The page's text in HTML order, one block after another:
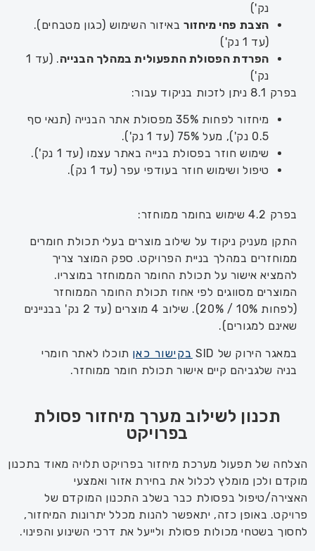
נק')
הצבת פחי מיחזור באיזור השימוש (כגון מטבחים).
(עד 1 נק')
הפרדת הפסולת התפעולית במהלך הבנייה
. (עד 1
נק')
בפרק 8.1 ניתן לזכות בניקוד עבור:
מיחזור לפחות 35% מפסולת אתר הבנייה (תנאי סף
0.5 נק'), מעל 75% (עד 1 נק').
שימוש חוזר בפסולת בנייה באתר עצמו (עד 1 נק').
טיפול ושימוש חוזר בעודפי עפר (עד 1 נק).
בפרק 4.2 שימוש בחומר ממוחזר:
התקן מעניק ניקוד על שילוב מוצרים בעלי תכולת חומרים
ממוחזרים במהלך בניית הפרויקט. ספק המוצר צריך
להמציא אישור על תכולת החומר הממוחזר במוצריו.
המוצרים מסווגים לפי אחוז תכולת החומר הממוחזר
(לפחות 10%
/
20%). שילוב 4 מוצרים (עד 2 נק' בבניינים
שאינם למגורים).
במאגר הירוק של SID בקישור כאן תוכלו לאתר חומרי
בניה שלגביהם קיים אישור תכולת חומר ממוחזר.
תכנון לשילוב מערך מיחזור פסולת
בפרויקט
הצלחה של תפעול מערכת מיחזור בפרויקט תלויה מאוד בתכנון
מוקדם ולכן מומלץ לכלול את בחירת אזור ואמצעי
האצירה/טיפול בפסולת כבר בשלב התכנון המוקדם של
פרויקט. באופן כזה, יתאפשר להנות מכלל יתרונות המיחזור,
לחסוך בשטחי מכולות פסולת ולייעל את דרכי השינוע והפינוי.